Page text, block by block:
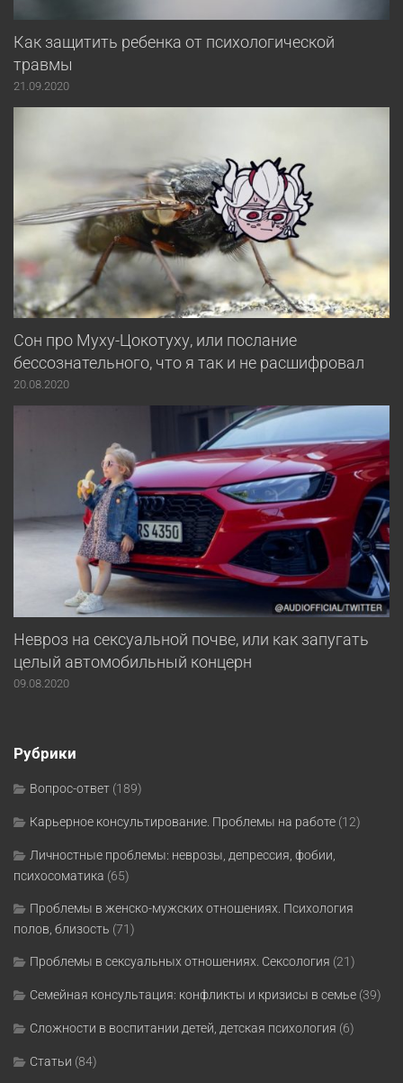
Как защитить ребенка от психологической
травмы
21.09.2020
Сон про Муху-Цокотуху, или послание
бессознательного, что я так и не расшифровал
20.08.2020
Невроз на сексуальной почве, или как запугать
целый автомобильный концерн
09.08.2020
Рубрики
Вопрос-ответ (189)
Карьерное консультирование. Проблемы на работе (12)
Личностные проблемы: неврозы, депрессия, фобии,
психосоматика (65)
Проблемы в женско-мужских отношениях. Психология
полов, близость (71)
Проблемы в сексуальных отношениях. Сексология (21)
Семейная консультация: конфликты и кризисы в семье (39)
Сложности в воспитании детей, детская психология (6)
Статьи (84)